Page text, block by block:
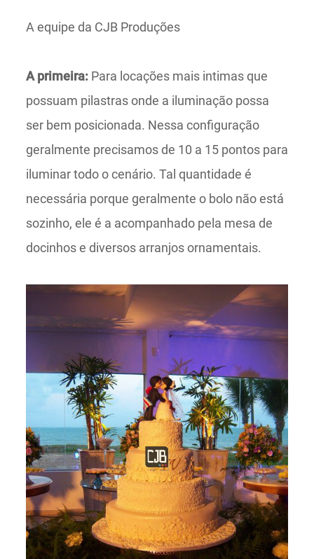
A equipe da CJB Produções
A primeira:Para locações mais intimas que
possuam pilastras onde a iluminação possa
ser bem posicionada. Nessa configuração
geralmente precisamos de 10 a 15 pontos para
iluminar todo o cenário. Tal quantidade é
necessária porque geralmente o bolo não está
sozinho, ele é a acompanhado pela mesa de
docinhos e diversos arranjos ornamentais.